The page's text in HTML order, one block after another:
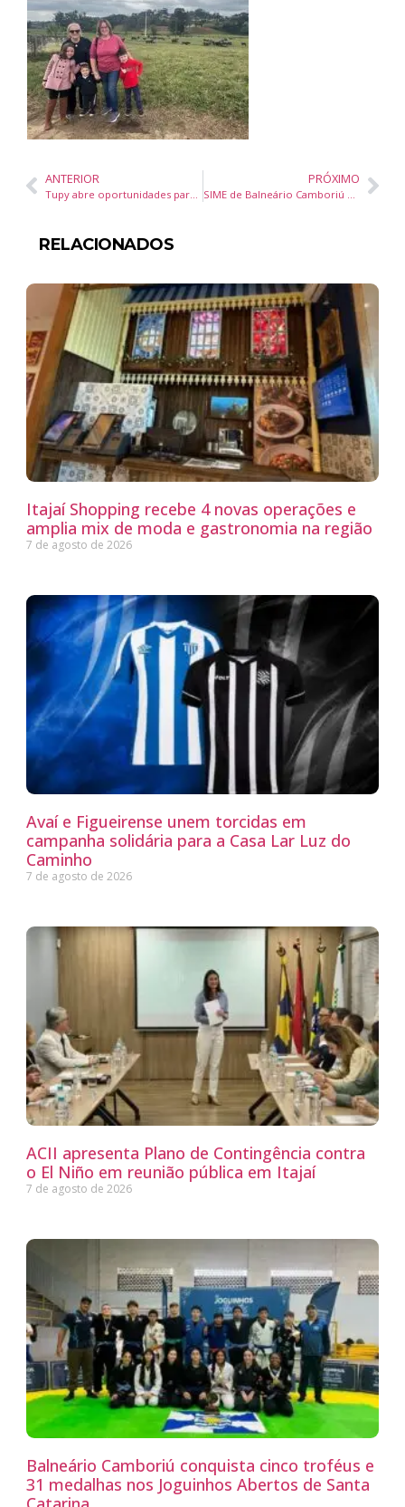
ANTERIOR PRÓXIMO
RELACIONADOS
Itajaí Shopping recebe 4 novas operações e
amplia mix de moda e gastronomia na região
7 de agosto de 2026
Avaí e Figueirense unem torcidas em
campanha solidária para a Casa Lar Luz do
Caminho
7 de agosto de 2026
ACII apresenta Plano de Contingência contra
o El Niño em reunião pública em Itajaí
7 de agosto de 2026
Balneário Camboriú conquista cinco troféus e
31 medalhas nos Joguinhos Abertos de Santa